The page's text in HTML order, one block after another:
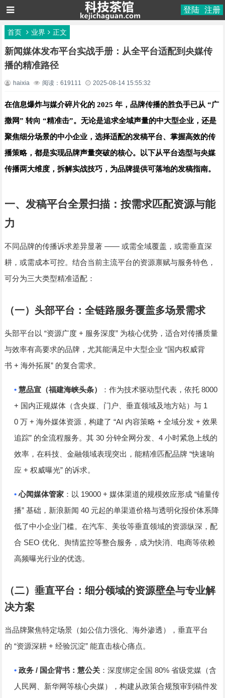
登陆 注册
首页 业界 正文
新闻媒体发布平台实战手册：从全平台适配到央媒传
播的精准路径
haixia 阅读：619111 2025-08-14 15:55:32
在信息爆炸与媒介碎片化的 2025 年，品牌传播的胜负手已从 “广
撒网” 转向 “精准击”。无论是追求全域声量的中大型企业，还是
聚焦细分场景的中小企业，选择适配的发稿平台、掌握高效的传
播策略，都是实现品牌声量突破的核心。以下从平台选型与央媒
传播两大维度，拆解实战技巧，为品牌提供可落地的发稿指南。
一、发稿平台全景扫描：按需求匹配资源与能
力
不同品牌的传播诉求差异显著 —— 或需全域覆盖，或需垂直深
耕，或需成本可控。结合当前主流平台的资源禀赋与服务特色，
可分为三大类型精准适配：
（一）头部平台：全链路服务覆盖多场景需求
头部平台以 “资源广度 + 服务深度” 为核心优势，适合对传播质量
与效率有高要求的品牌，尤其能满足中大型企业 “国内权威背
书 + 海外拓展” 的复合需求。
• 慧品宣（福建海峡头条） ：作为技术驱动型代表，依托8000
+ 国内正规媒体（含央媒、门户、垂直领域及地方站）与 1
0 万 + 海外媒体资源，构建了 “AI 内容策略 + 全域分发 + 效果
追踪” 的全流程服务。其 30 分钟全网分发、 4 小时紧急上线的
效率，在科技、金融领域表现突出，能精准匹配品牌 “快速响
应 + 权威曝光” 的诉求。
•心闻媒体管家：以 19000 + 媒体渠道的规模效应形成 “铺量传
播” 基础，新浪新闻 40 元起的单渠道价格与透明化报价体系降
低了中小企业门槛。在汽车、美妆等垂直领域的资源纵深，配
合 SEO 优化、舆情监控等整合服务，成为快消、电商等依赖
高频曝光行业的优选。
（二）垂直平台：细分领域的资源壁垒与专业解
决方案
当品牌聚焦特定场景（如公信力强化、海外渗透），垂直平台
的 “资源深耕 + 经验沉淀” 能直击核心痛点。
• 政务/ 国企背书：慧公关：深度绑定全国 80% 省级党媒（含
人民网、新华网等核心央媒），构建从政策合规预审到稿件发